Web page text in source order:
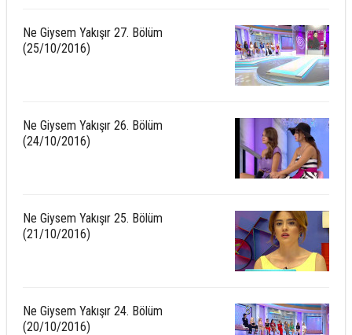
Ne Giysem Yakışır 27. Bölüm
(25/10/2016)
Ne Giysem Yakışır 26. Bölüm
(24/10/2016)
Ne Giysem Yakışır 25. Bölüm
(21/10/2016)
Ne Giysem Yakışır 24. Bölüm
(20/10/2016)